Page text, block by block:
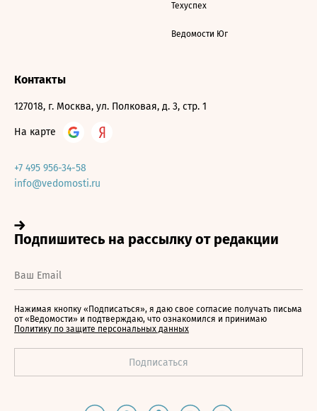
Техуспех
Ведомости Юг
Контакты
127018, г. Москва, ул. Полковая, д. 3, стр. 1
На карте
+7 495 956-34-58
info@vedomosti.ru
Нажимая кнопку «Подписаться», я даю свое согласие получать письма
от «Ведомости» и подтверждаю, что ознакомился и принимаю
Политику по защите персональных данных